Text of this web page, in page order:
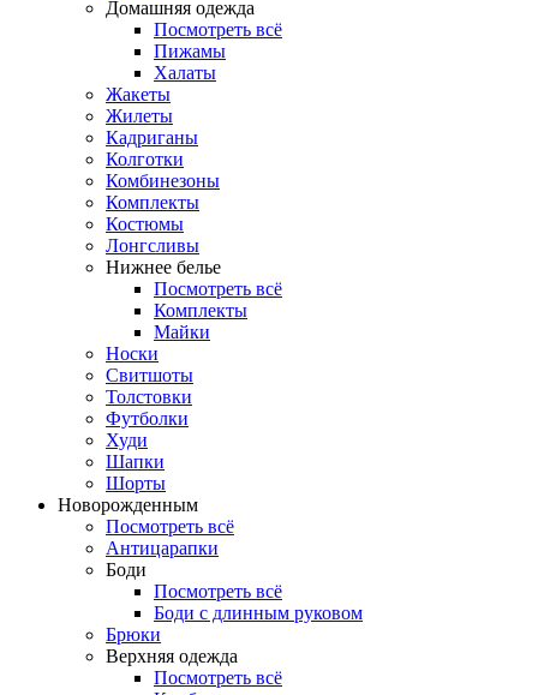
Домашняя одежда
Посмотреть всё
Пижамы
Халаты
Жакеты
Жилеты
Кадриганы
Колготки
Комбинезоны
Комплекты
Костюмы
Лонгсливы
Нижнее белье
Посмотреть всё
Комплекты
Майки
Носки
Свитшоты
Толстовки
Футболки
Худи
Шапки
Шорты
Новорожденным
Посмотреть всё
Антицарапки
Боди
Посмотреть всё
Боди с длинным руковом
Брюки
Верхняя одежда
Посмотреть всё